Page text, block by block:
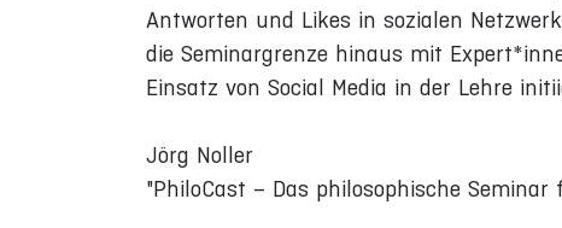
Antworten und Likes in sozialen
die Seminargrenze hinaus mit
Einsatz von Social Media in der Lehre
Jörg Noller
"PhiloCast – Das philosophische